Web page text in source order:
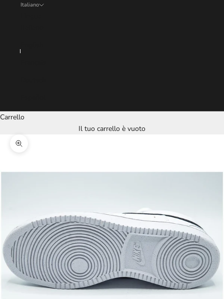
Italiano
Carrello
Il tuo carrello è vuoto
Ingrandisci immagine